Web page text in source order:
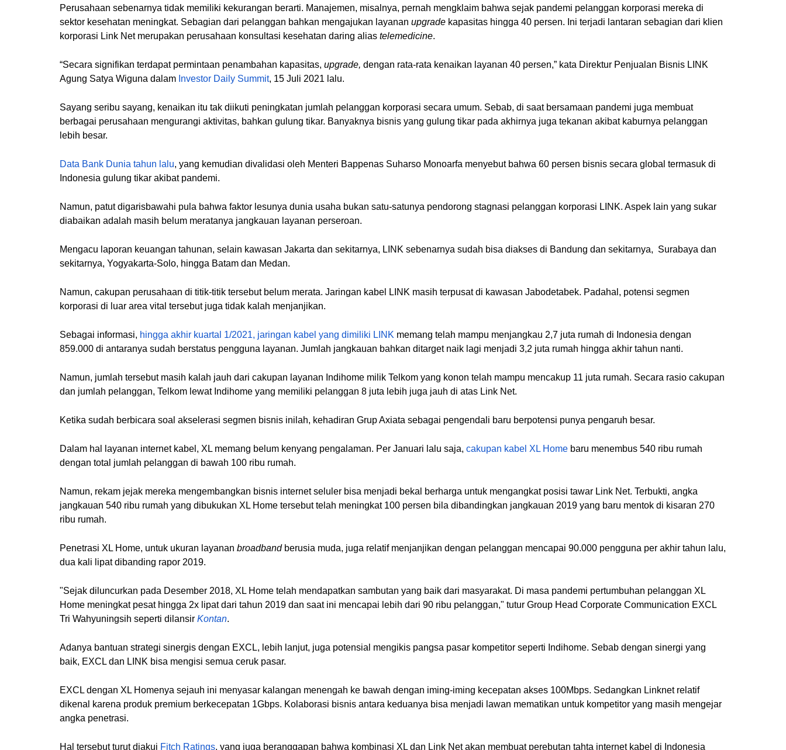
Perusahaan sebenarnya tidak memiliki kekurangan berarti. Manajemen, misalnya, pernah mengklaim bahwa sejak pandemi pelanggan korporasi mereka di
sektor kesehatan meningkat. Sebagian dari pelanggan bahkan mengajukan layanan upgrade kapasitas hingga 40 persen. Ini terjadi lantaran sebagian dari klien
korporasi Link Net merupakan perusahaan konsultasi kesehatan daring alias telemedicine.
“Secara signifikan terdapat permintaan penambahan kapasitas, upgrade, dengan rata-rata kenaikan layanan 40 persen,” kata Direktur Penjualan Bisnis LINK
Agung Satya Wiguna dalam Investor Daily Summit, 15 Juli 2021 lalu.
Sayang seribu sayang, kenaikan itu tak diikuti peningkatan jumlah pelanggan korporasi secara umum. Sebab, di saat bersamaan pandemi juga membuat
berbagai perusahaan mengurangi aktivitas, bahkan gulung tikar. Banyaknya bisnis yang gulung tikar pada akhirnya juga tekanan akibat kaburnya pelanggan
lebih besar.
Data Bank Dunia tahun lalu, yang kemudian divalidasi oleh Menteri Bappenas Suharso Monoarfa menyebut bahwa 60 persen bisnis secara global termasuk di
Indonesia gulung tikar akibat pandemi.
Namun, patut digarisbawahi pula bahwa faktor lesunya dunia usaha bukan satu-satunya pendorong stagnasi pelanggan korporasi LINK. Aspek lain yang sukar
diabaikan adalah masih belum meratanya jangkauan layanan perseroan.
Mengacu laporan keuangan tahunan, selain kawasan Jakarta dan sekitarnya, LINK sebenarnya sudah bisa diakses di Bandung dan sekitarnya, Surabaya dan
sekitarnya, Yogyakarta-Solo, hingga Batam dan Medan.
Namun, cakupan perusahaan di titik-titik tersebut belum merata. Jaringan kabel LINK masih terpusat di kawasan Jabodetabek. Padahal, potensi segmen
korporasi di luar area vital tersebut juga tidak kalah menjanjikan.
Sebagai informasi, hingga akhir kuartal 1/2021, jaringan kabel yang dimiliki LINK memang telah mampu menjangkau 2,7 juta rumah di Indonesia dengan
859.000 di antaranya sudah berstatus pengguna layanan. Jumlah jangkauan bahkan ditarget naik lagi menjadi 3,2 juta rumah hingga akhir tahun nanti.
Namun, jumlah tersebut masih kalah jauh dari cakupan layanan Indihome milik Telkom yang konon telah mampu mencakup 11 juta rumah. Secara rasio cakupan
dan jumlah pelanggan, Telkom lewat Indihome yang memiliki pelanggan 8 juta lebih juga jauh di atas Link Net.
Ketika sudah berbicara soal akselerasi segmen bisnis inilah, kehadiran Grup Axiata sebagai pengendali baru berpotensi punya pengaruh besar.
Dalam hal layanan internet kabel, XL memang belum kenyang pengalaman. Per Januari lalu saja, cakupan kabel XL Home baru menembus 540 ribu rumah
dengan total jumlah pelanggan di bawah 100 ribu rumah.
Namun, rekam jejak mereka mengembangkan bisnis internet seluler bisa menjadi bekal berharga untuk mengangkat posisi tawar Link Net. Terbukti, angka
jangkauan 540 ribu rumah yang dibukukan XL Home tersebut telah meningkat 100 persen bila dibandingkan jangkauan 2019 yang baru mentok di kisaran 270
ribu rumah.
Penetrasi XL Home, untuk ukuran layanan broadband berusia muda, juga relatif menjanjikan dengan pelanggan mencapai 90.000 pengguna per akhir tahun lalu,
dua kali lipat dibanding rapor 2019.
"Sejak diluncurkan pada Desember 2018, XL Home telah mendapatkan sambutan yang baik dari masyarakat. Di masa pandemi pertumbuhan pelanggan XL
Home meningkat pesat hingga 2x lipat dari tahun 2019 dan saat ini mencapai lebih dari 90 ribu pelanggan," tutur Group Head Corporate Communication EXCL
Tri Wahyuningsih seperti dilansir Kontan.
Adanya bantuan strategi sinergis dengan EXCL, lebih lanjut, juga potensial mengikis pangsa pasar kompetitor seperti Indihome. Sebab dengan sinergi yang
baik, EXCL dan LINK bisa mengisi semua ceruk pasar.
EXCL dengan XL Homenya sejauh ini menyasar kalangan menengah ke bawah dengan iming-iming kecepatan akses 100Mbps. Sedangkan Linknet relatif
dikenal karena produk premium berkecepatan 1Gbps. Kolaborasi bisnis antara keduanya bisa menjadi lawan mematikan untuk kompetitor yang masih mengejar
angka penetrasi.
Hal tersebut turut diakui Fitch Ratings, yang juga beranggapan bahwa kombinasi XL dan Link Net akan membuat perebutan tahta internet kabel di Indonesia